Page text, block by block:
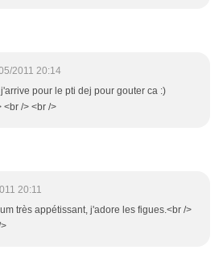
2011 20:14
pour le pti dej pour gouter ca :)
<br /> <br />
20:11
très appétissant, j'adore les figues.<br />